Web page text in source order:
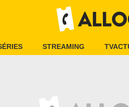
STREAMING